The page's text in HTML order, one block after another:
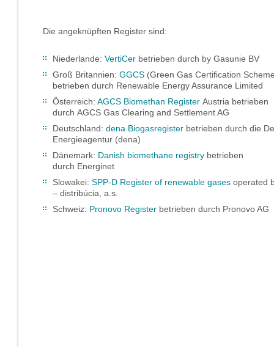
Die angeknüpften Register sind:
Niederlande: VertiCer betrieben durch by Gasunie BV
Groß Britannien: GGCS (Green Gas Certification
betrieben durch Renewable Energy Assurance Limited
Österreich: AGCS Biomethan Register Austria betrieben
durch AGCS Gas Clearing and Settlement AG
Deutschland: dena Biogasregister betrieben durch die
Energieagentur (dena)
Dänemark: Danish biomethane registry betrieben
durch Energinet
Slowakei: SPP-D Register of renewable gases operated
– distribúcia, a.s.
Schweiz: Pronovo Register betrieben durch Pronovo AG